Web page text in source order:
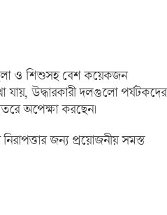
ও শিশুসহ বেশ কয়েকজন
যায়, উদ্ধারকারী দলগুলো পর্যটকদের
অপেক্ষা করছেন।
জন্য প্রয়োজনীয় সমস্ত